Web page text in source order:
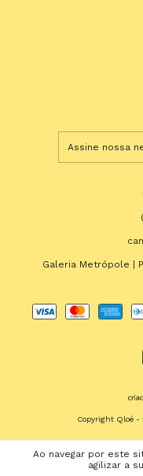
Ao navegar por este
agilizar a
Galeria Metrópole |
Copyright Qloé -